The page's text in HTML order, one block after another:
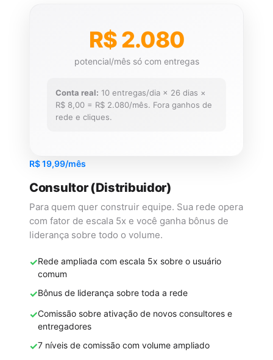
R$ 2.080
potencial/mês só com entregas
Conta real: 10 entregas/dia × 26 dias ×
R$ 8,00 = R$ 2.080/mês. Fora ganhos de
rede e cliques.
R$ 19,99/mês
Consultor (Distribuidor)
Para quem quer construir equipe. Sua rede opera
com fator de escala 5x e você ganha bônus de
liderança sobre todo o volume.
✓Rede ampliada com escala 5x sobre o usuário
comum
✓Bônus de liderança sobre toda a rede
✓Comissão sobre ativação de novos consultores e
entregadores
✓7 níveis de comissão com volume ampliado